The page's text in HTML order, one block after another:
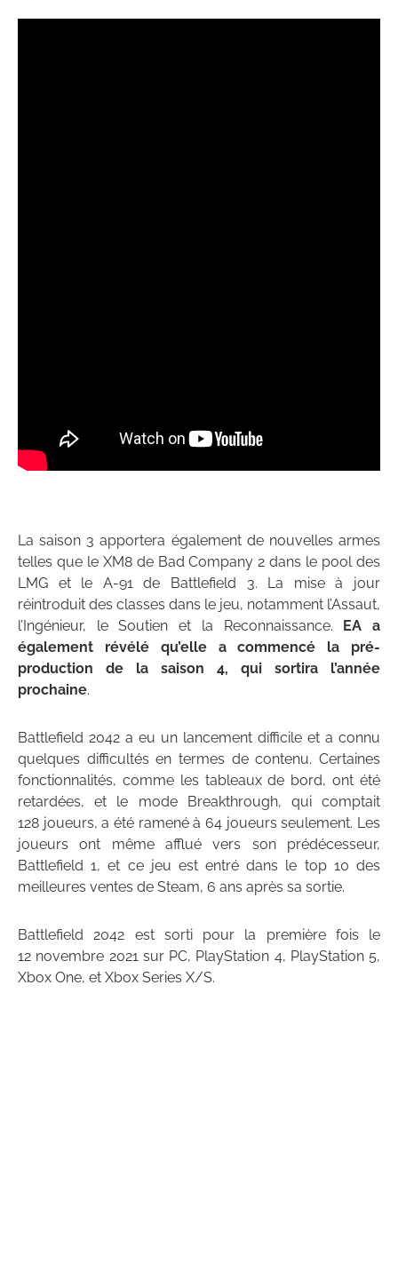
La saison 3 apportera également de nouvelles armes
telles que le XM8 de Bad Company 2 dans le pool des
LMG et le A-91 de Battlefield 3. La mise à jour
réintroduit des classes dans le jeu, notamment l’Assaut,
l’Ingénieur, le Soutien et la Reconnaissance. EA a
également révélé qu’elle a commencé la pré-
production de la saison 4, qui sortira l’année
prochaine.
Battlefield 2042 a eu un lancement difficile et a connu
quelques difficultés en termes de contenu. Certaines
fonctionnalités, comme les tableaux de bord, ont été
retardées, et le mode Breakthrough, qui comptait
128 joueurs, a été ramené à 64 joueurs seulement. Les
joueurs ont même afflué vers son prédécesseur,
Battlefield 1, et ce jeu est entré dans le top 10 des
meilleures ventes de Steam, 6 ans après sa sortie.
Battlefield 2042 est sorti pour la première fois le
12 novembre 2021 sur PC, PlayStation 4, PlayStation 5,
Xbox One, et Xbox Series X/S.